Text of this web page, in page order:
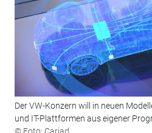
Der VW-Konzern will in neuen
und IT-Plattformen aus eigener